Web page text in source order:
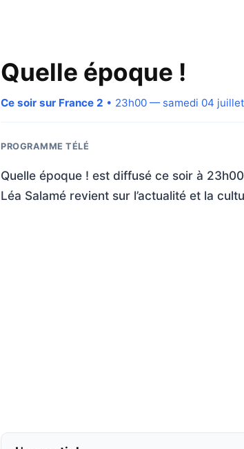
Quelle époque !
Ce soir sur France 2 • 23h00 — samedi 04
PROGRAMME TÉLÉ
Quelle époque ! est diffusé ce soir à
Léa Salamé revient sur l’actualité et la